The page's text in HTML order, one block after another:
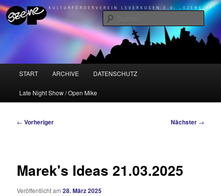
Zum
primären
Inhalt
Szene OP
Kulturförderverein Leverkusen e.V. "Szene OP"
START ARCHIVE DATENSCHUTZ
Late Night Show / Open Mike
Beitragsnavigation
← Vorheriger Nächster →
Marek's Ideas 21.03.2025
Veröffentlicht am28. März 2025